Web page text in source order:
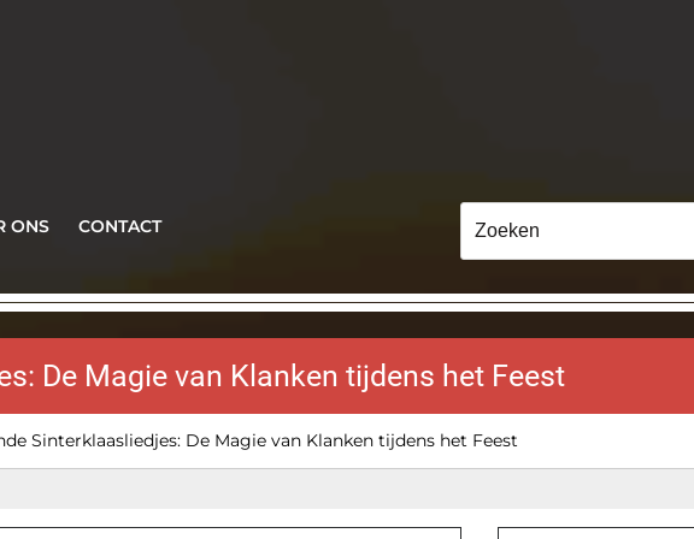
ONS CONTACT
naar:
De Magie van Klanken tijdens het Feest
Sinterklaasliedjes: De Magie van Klanken tijdens het Feest